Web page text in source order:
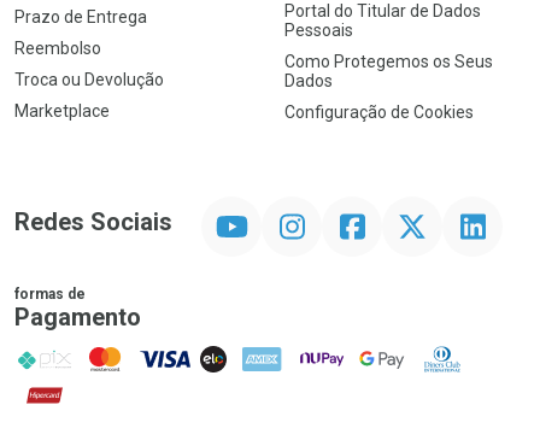
Prazo de Entrega
Reembolso
Troca ou Devolução
Marketplace
Portal do Titular de Dados
Pessoais
Como Protegemos os Seus
Dados
Configuração de Cookies
Redes Sociais InstagramFacebookTwitter Linkedin
formas de
Pagamento
PIX MasterCard
VISA ELO AMEX NuPay Google PayDiners Club
Hipercard